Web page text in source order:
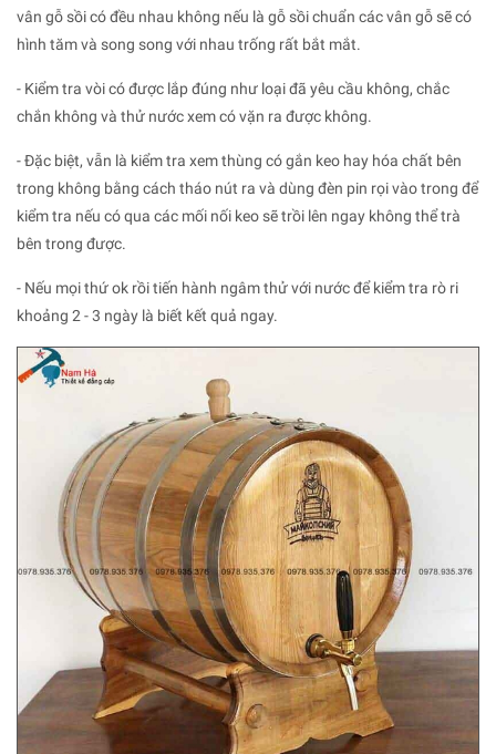
vân gỗ sồi có đều nhau không nếu là gỗ sồi chuẩn các vân gỗ sẽ có
hình tăm và song song với nhau trống rất bắt mắt.
- Kiểm tra vòi có được lắp đúng như loại đã yêu cầu không, chắc
chắn không và thử nước xem có vặn ra được không.
- Đặc biệt, vẫn là kiểm tra xem thùng có gắn keo hay hóa chất bên
trong không bằng cách tháo nút ra và dùng đèn pin rọi vào trong để
kiểm tra nếu có qua các mối nối keo sẽ trồi lên ngay không thể trà
bên trong được.
- Nếu mọi thứ ok rồi tiến hành ngâm thử với nước để kiểm tra rò ri
khoảng 2 - 3 ngày là biết kết quả ngay.